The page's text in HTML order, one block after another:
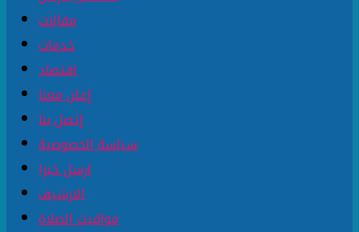
مقالات
خدمات
اقتصاد
إعلن معنا
إتصل بنا
سياسة الخصوصية
ارسل خبرا
الارشيف
مواقيت الصلاة